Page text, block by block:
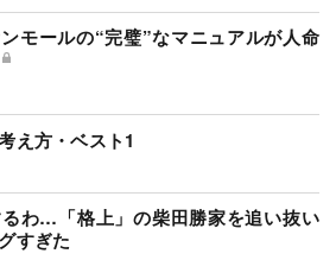
ンモールの“完璧”なマニュアルが人命
え方・ベスト1
わ…「格上」の柴田勝家を追い抜い
すぎた